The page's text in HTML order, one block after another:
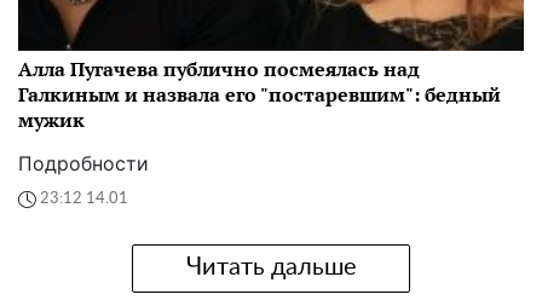
Алла Пугачева публично посмеялась над
Галкиным и назвала его "постаревшим": бедный
мужик
Подробности
23:12 14.01
Читать дальше